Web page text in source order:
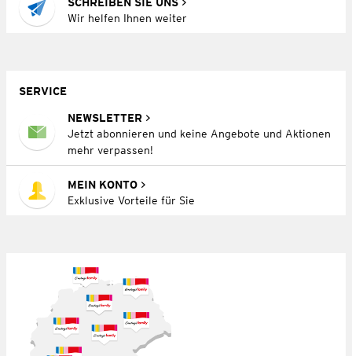
Wir helfen Ihnen weiter
SERVICE
NEWSLETTER
Jetzt abonnieren und keine Angebote und Aktionen
mehr verpassen!
MEIN KONTO
Exklusive Vorteile für Sie